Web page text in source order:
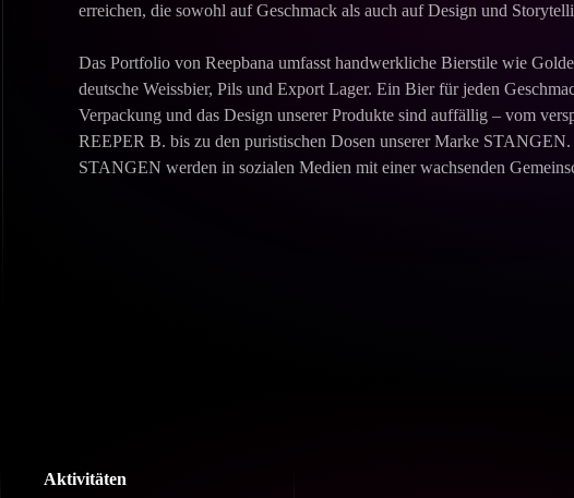
erreichen, die sowohl auf Geschmack als auch auf Design und
Das Portfolio von Reepbana umfasst handwerkliche Bierstile wie
deutsche Weissbier, Pils und Export Lager. Ein Bier für jeden
Verpackung und das Design unserer Produkte sind auffällig – vom
REEPER B. bis zu den puristischen Dosen unserer Marke
STANGEN werden in sozialen Medien mit einer wachsenden
Aktivitäten